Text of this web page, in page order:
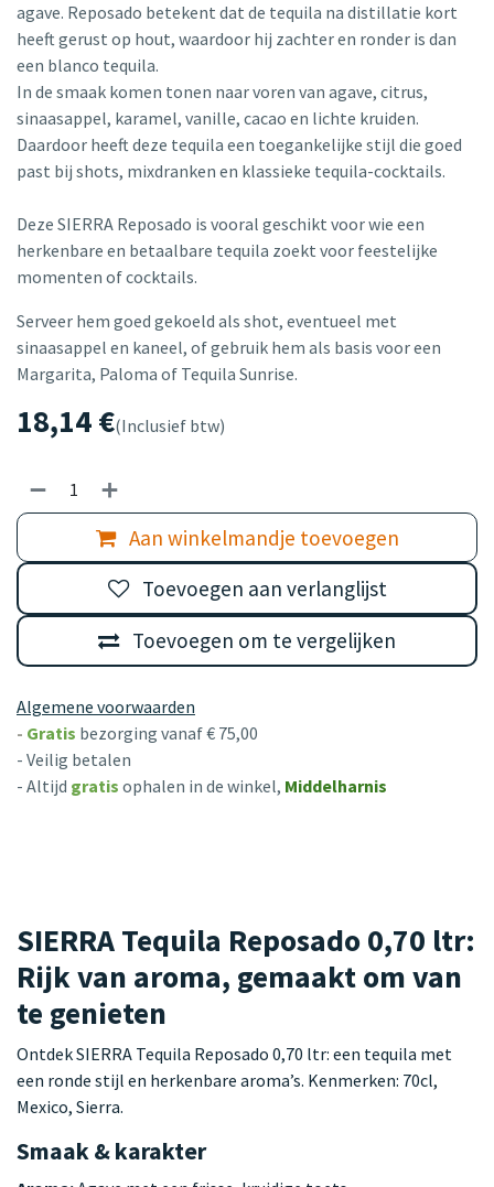
agave. Reposado betekent dat de tequila na distillatie kort
heeft gerust op hout, waardoor hij zachter en ronder is dan
een blanco tequila.
In de smaak komen tonen naar voren van agave, citrus,
sinaasappel, karamel, vanille, cacao en lichte kruiden.
Daardoor heeft deze tequila een toegankelijke stijl die goed
past bij shots, mixdranken en klassieke tequila-cocktails.
Deze SIERRA Reposado is vooral geschikt voor wie een
herkenbare en betaalbare tequila zoekt voor feestelijke
momenten of cocktails.
Serveer hem goed gekoeld als shot, eventueel met
sinaasappel en kaneel, of gebruik hem als basis voor een
Margarita, Paloma of Tequila Sunrise.
18,14€(Inclusief btw)
Aan winkelmandje toevoegen
Toevoegen om te vergelijken
Toevoegen aan verlanglijst
Algemene voorwaarden
- Gratis bezorging vanaf € 75,00
- Veilig betalen
- Altijd gratis ophalen in de winkel, Middelharnis
SIERRA Tequila Reposado 0,70 ltr:
Rijk van aroma, gemaakt om van
te genieten
Ontdek SIERRA Tequila Reposado 0,70 ltr: een tequila met
een ronde stijl en herkenbare aroma’s. Kenmerken: 70cl,
Mexico, Sierra.
Smaak & karakter